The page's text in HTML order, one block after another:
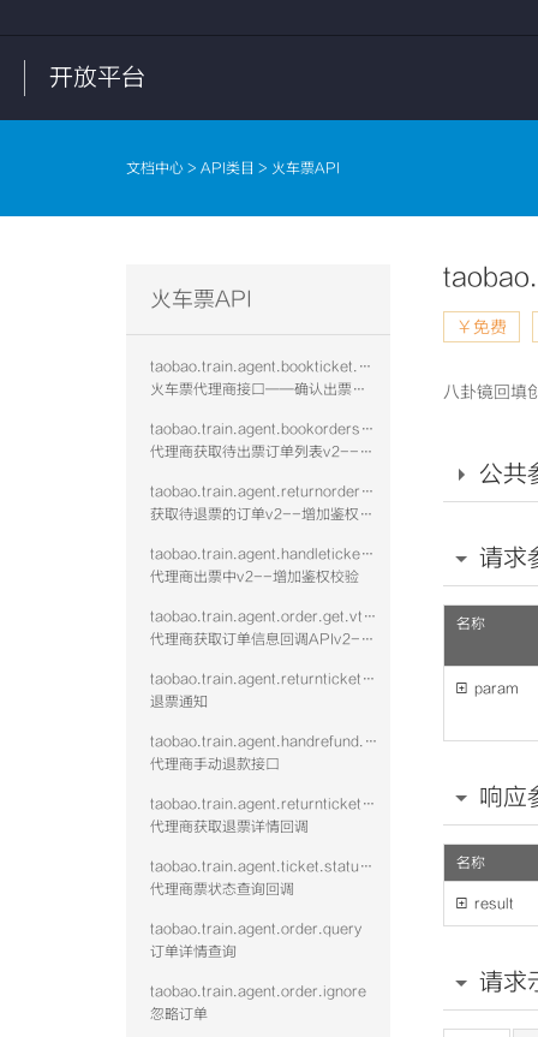
开放平台
文档中心 > API类目 > 火车票API
火车票API
taobao.train.agent.bookticket.confirm.vtwo
火车票代理商接口——确认出票是否成功v2--增加鉴权校验
taobao.train.agent.bookorders.get.vtwo
代理商获取待出票订单列表v2--增加鉴权校验
taobao.train.agent.returnorders.get.vtwo
获取待退票的订单v2--增加鉴权校验
taobao.train.agent.handleticket.confirm.vtwo
代理商出票中v2--增加鉴权校验
taobao.train.agent.order.get.vtwo
代理商获取订单信息回调APIv2--增加鉴权校验
taobao.train.agent.returnticket.confirm.vtwo
退票通知
taobao.train.agent.handrefund.refundfee
代理商手动退款接口
taobao.train.agent.returnticketinfo.get.vtwo
代理商获取退票详情回调
taobao.train.agent.ticket.status.callback
代理商票状态查询回调
taobao.train.agent.order.query
订单详情查询
taobao.train.agent.order.ignore
忽略订单
￥免费
八卦镜回填
公共
请求
名称
 param
响应
名称
 result
请求